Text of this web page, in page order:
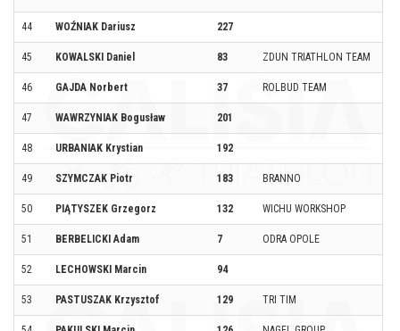
44 WOŹNIAK Dariusz 227
45 KOWALSKI Daniel 83 ZDUN TRIATHLON TEAM
46 GAJDA Norbert 37 ROLBUD TEAM
47 WAWRZYNIAK Bogusław 201
48 URBANIAK Krystian 192
49 SZYMCZAK Piotr 183 BRANNO
50 PIĄTYSZEK Grzegorz 132 WICHU WORKSHOP
51 BERBELICKI Adam 7 ODRA OPOLE
52 LECHOWSKI Marcin 94
53 PASTUSZAK Krzysztof 129 TRI TIM